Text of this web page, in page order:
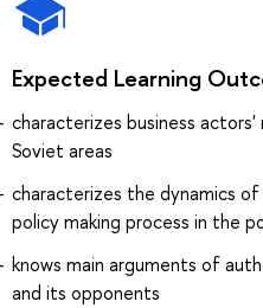
Expected Learning
characterizes business
Soviet areas
characterizes the dynamics
policy making process in the
knows main arguments of
and its opponents